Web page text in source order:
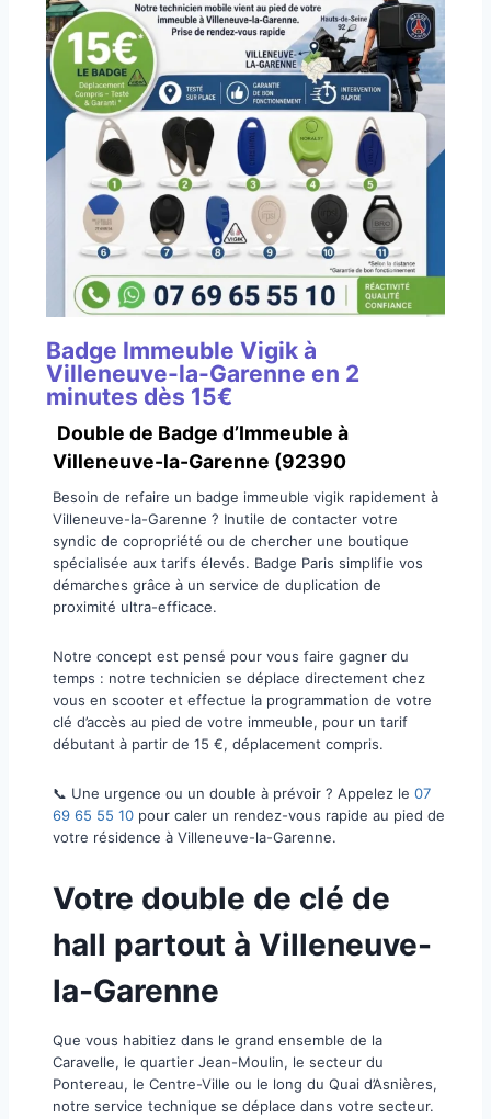
Badge Immeuble Vigik à
Villeneuve-la-Garenne en 2
minutes dès 15€
Double de Badge d’Immeuble à
Villeneuve-la-Garenne (92390
​Besoin de refaire un badge immeuble vigik rapidement à
Villeneuve-la-Garenne ? Inutile de contacter votre
syndic de copropriété ou de chercher une boutique
spécialisée aux tarifs élevés. Badge Paris simplifie vos
démarches grâce à un service de duplication de
proximité ultra-efficace.
​Notre concept est pensé pour vous faire gagner du
temps : notre technicien se déplace directement chez
vous en scooter et effectue la programmation de votre
clé d’accès au pied de votre immeuble, pour un tarif
débutant à partir de 15 €, déplacement compris.
​📞 Une urgence ou un double à prévoir ? Appelez le 07
69 65 55 10 pour caler un rendez-vous rapide au pied de
votre résidence à Villeneuve-la-Garenne.
​Votre double de clé de
hall partout à Villeneuve-
la-Garenne
​Que vous habitiez dans le grand ensemble de la
Caravelle, le quartier Jean-Moulin, le secteur du
Pontereau, le Centre-Ville ou le long du Quai d’Asnières,
notre service technique se déplace dans votre secteur.